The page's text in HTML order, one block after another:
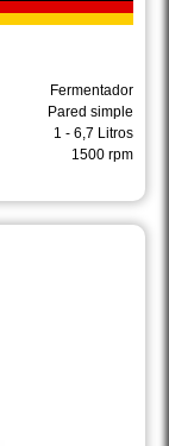
Fermentador
Pared simple
1 - 6,7 Litros
1500 rpm